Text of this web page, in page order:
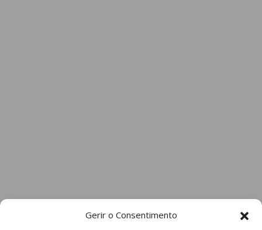
Gerir o Consentimento